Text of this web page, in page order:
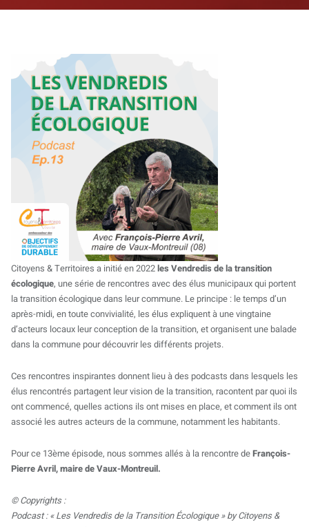
Citoyens & Territoires a initié en 2022les Vendredis de la transition
écologique, une série de rencontres avec des élus municipaux qui portent
la transition écologique dans leur commune. Le principe : le temps d’un
après-midi, en toute convivialité, les élus expliquent à une vingtaine
d’acteurs locaux leur conception de la transition, et organisent une balade
dans la commune pour découvrir les différents projets.
Ces rencontres inspirantes donnent lieu à des podcasts dans lesquels les
élus rencontrés partagent leur vision de la transition, racontent par quoi ils
ont commencé, quelles actions ils ont mises en place, et comment ils ont
associé les autres acteurs de la commune, notamment les habitants.
Pour ce 13ème épisode, nous sommes allés à la rencontre deFrançois-
Pierre Avril, maire de Vaux-Montreuil.
© Copyrights :
Podcast : « Les Vendredis de la Transition Écologique » by Citoyens &